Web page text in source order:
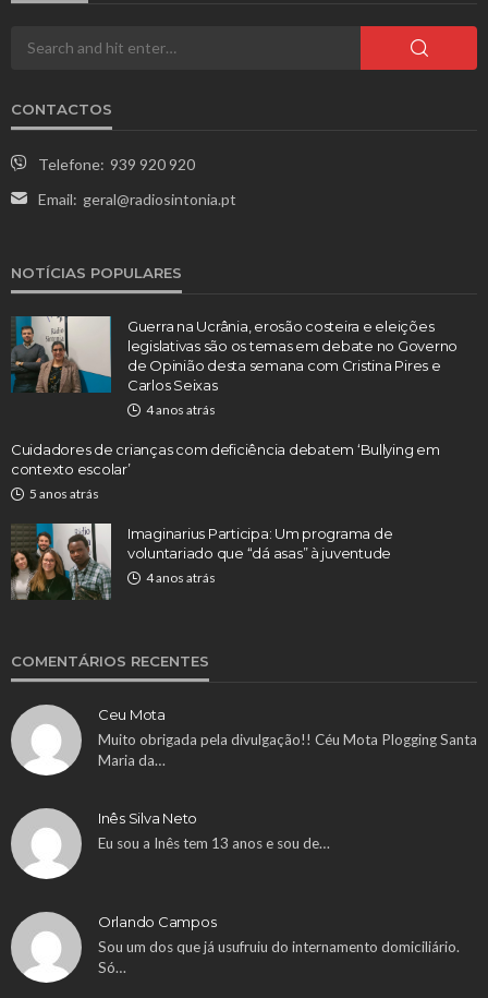
CONTACTOS
Telefone: 939 920 920
Email: geral@radiosintonia.pt
NOTÍCIAS POPULARES
Guerra na Ucrânia, erosão costeira e eleições
legislativas são os temas em debate no Governo
de Opinião desta semana com Cristina Pires e
Carlos Seixas
4 anos atrás
Cuidadores de crianças com deficiência debatem ‘Bullying em
contexto escolar’
5 anos atrás
Imaginarius Participa: Um programa de
voluntariado que “dá asas” à juventude
4 anos atrás
COMENTÁRIOS RECENTES
Ceu Mota
Muito obrigada pela divulgação!! Céu Mota Plogging Santa
Maria da…
Inês Silva Neto
Eu sou a Inês tem 13 anos e sou de…
Orlando Campos
Sou um dos que já usufruiu do internamento domiciliário.
Só…